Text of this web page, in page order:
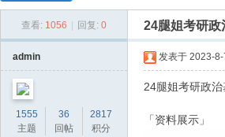
研
查看: 1056 回复: 0 24腿姐考研政
admin
1555
主题
36
回帖
2817
积分
发表于 2023-
24腿姐考研政治
「资料展示」